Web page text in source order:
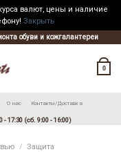
валют, цены и наличие
Закрыть
обуви и кожгалантереи
0
О нас Контакты/Доставка
- 17:30 (сб. 9:00 - 16:00)
/ Защита